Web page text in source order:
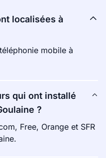
localisées à
mobile à
qui ont installé
?
Free, Orange et SFR